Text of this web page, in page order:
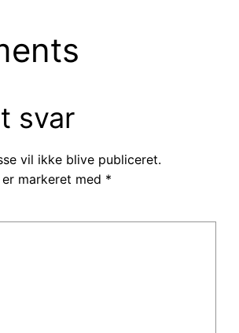
svar
vil ikke blive publiceret.
markeret med *